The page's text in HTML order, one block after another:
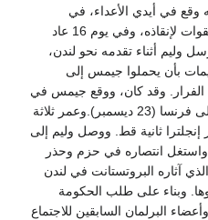
في أيدي الأعداء، في
فافرشام في كنت. فأنفذوا بعض القوات لإنقاذه، وفي يوم 16 عاد
وليم أثناء تقدمه نحو لندن،
بأن يحملوا جيمس إلى
وقد كان، ووقع جيمس في
الفخ الذي نصب له، وغادر إنجلترا إلى فرنسا (23 ديسمبر).وعمر ثلاثة
ثانية قط. ووصل وليم إلى
انتصاره في حزم وحذر
آثاره البروتستانت في لندن
وبناء على طلب الحكومة
البرلمان السابقين للاجتماع